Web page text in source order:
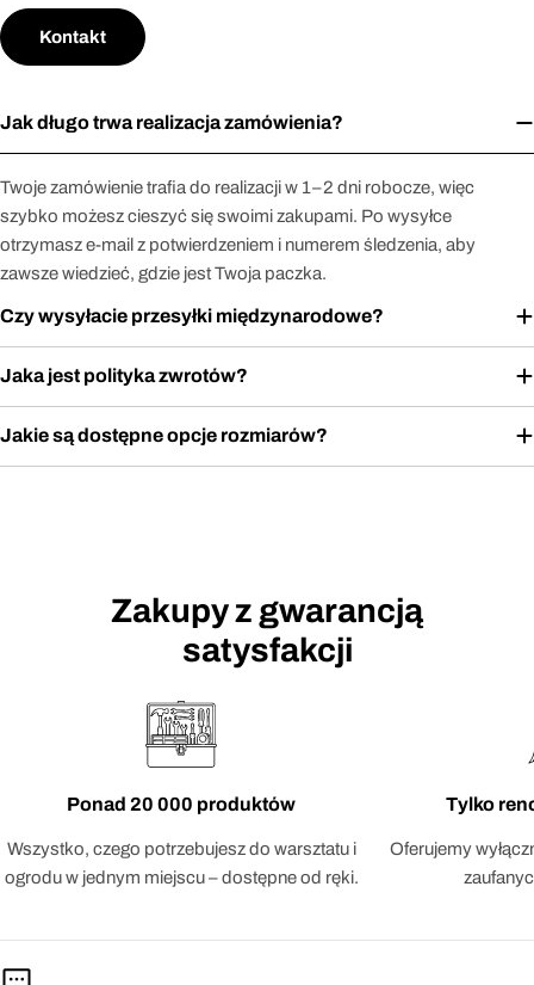
Kontakt
Jak długo trwa realizacja zamówienia?
Twoje zamówienie trafia do realizacji w 1–2 dni robocze, więc
szybko możesz cieszyć się swoimi zakupami. Po wysyłce
otrzymasz e-mail z potwierdzeniem i numerem śledzenia, aby
zawsze wiedzieć, gdzie jest Twoja paczka.
Czy wysyłacie przesyłki międzynarodowe?
Jaka jest polityka zwrotów?
Jakie są dostępne opcje rozmiarów?
Zakupy z gwarancją
satysfakcji
Ponad 20 000 produktów
Wszystko, czego potrzebujesz do warsztatu i
ogrodu w jednym miejscu – dostępne od ręki.
Tylko
Oferujemy